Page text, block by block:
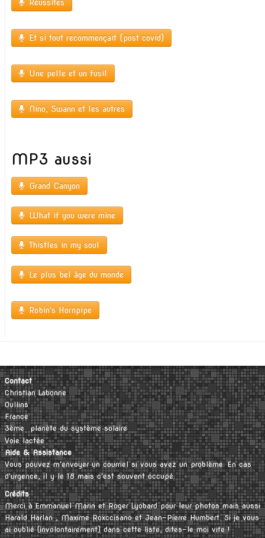
Réussites
Et si tout recommençait (post covid)
Une pelle et un fusil
Nino, Swann et les autres
MP3 aussi
Grand Canyon
What if you were mine
Thistles in my soul
Le plus bel âge du monde
Robin's Hornpipe
Contact
Christian Labonne
Oullins
France
3ème planète du système solaire
Voie lactée
Aide & Assistance
Vous pouvez m'envoyer un courriel si vous avez un problème. En cas
d'urgence, il y le 18 mais c'est souvent occupé.
Crédits
Merci à Emmanuel Marin et Roger Lyobard pour leur photos mais aussi
Harald Harlan , Maxime Roxccisano et Jean-Pierre Humbert. Si je vous
ai oublié (involontairement) dans cette liste, dites-le moi vite !